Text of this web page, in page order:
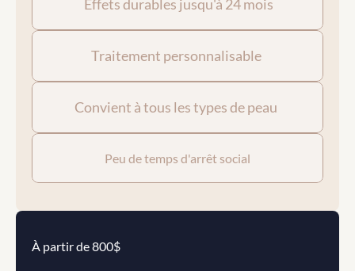
Effets durables jusqu'à 24 mois
Traitement personnalisable
Convient à tous les types de peau
Peu de temps d'arrêt social
À partir de 800$